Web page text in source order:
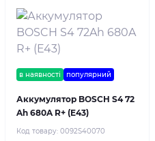
в наявності популярний
Аккумулятор BOSCH S4 72
Ah 680A R+ (E43)
Код товару: 0092S40070